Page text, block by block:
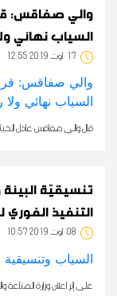
والي صفاقس:
السياب نهائي
17 12:55 2019 أوت
قال والي صفاقس عادل
تنسيقيّة
التنفيذ
08 10:57 2019 أوت